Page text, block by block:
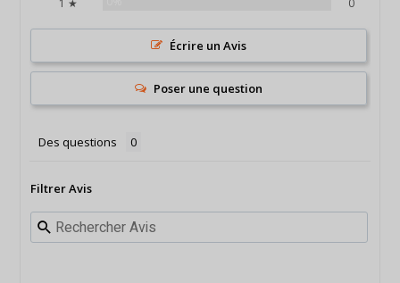
1 ★
0
Écrire un Avis
Poser une question
Des questions
Filtrer Avis